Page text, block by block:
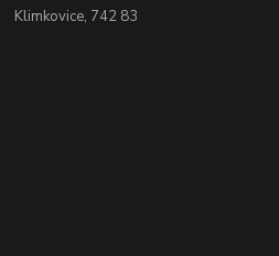
Klimkovice, 742 83